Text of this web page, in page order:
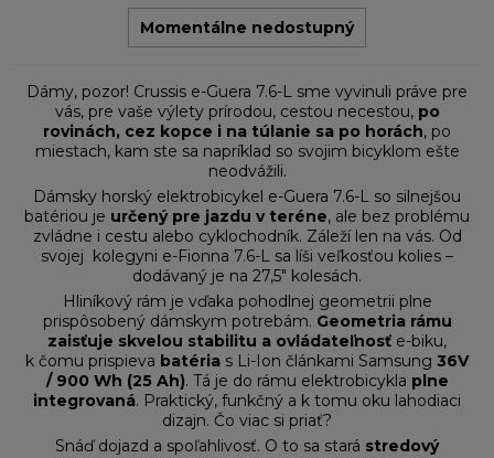
Momentálne nedostupný
Dámy, pozor! Crussis e-Guera 7.6-L sme vyvinuli práve pre
vás, pre vaše výlety prírodou, cestou necestou, po
rovinách, cez kopce i na túlanie sa po horách, po
miestach, kam ste sa napríklad so svojim bicyklom ešte
neodvážili.
Dámsky horský elektrobicykel e-Guera 7.6-L so silnejšou
batériou je určený pre jazdu v teréne, ale bez problému
zvládne i cestu alebo cyklochodník. Záleží len na vás. Od
svojej kolegyni e-Fionna 7.6-L sa líši veľkosťou kolies –
dodávaný je na 27,5" kolesách.
Hliníkový rám je vďaka pohodlnej geometrii plne
prispôsobený dámskym potrebám. Geometria rámu
zaisťuje skvelou stabilitu a ovládateľnosť e-biku,
k čomu prispieva batéria s Li-Ion článkami Samsung 36V
/ 900 Wh (25 Ah). Tá je do rámu elektrobicykla plne
integrovaná. Praktický, funkčný a k tomu oku lahodiaci
dizajn. Čo viac si priať?
Snáď dojazd a spoľahlivosť. O to sa stará stredový